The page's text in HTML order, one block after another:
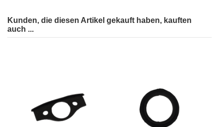
Kunden, die diesen Artikel gekauft haben, kauften
auch ...